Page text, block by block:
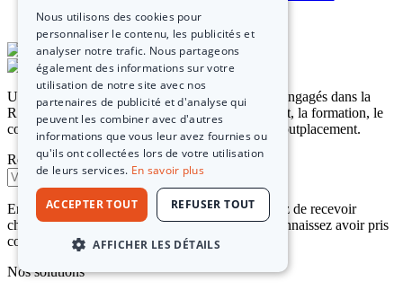
Un collectif de Femmes et d'Hommes fortement engagés dans la
RSE, pour vous accompagner dans le recrutement, la formation, le
coaching, l'assessment, la cohésion d’équipe et l'outplacement.
Recevez nos dernières actualités
En renseignant votre adresse email, vous acceptez de recevoir
chaque mois nos dernières actualités et vous reconnaissez avoir pris
connaissance de notre politique de confidentialité
Nos solutions
Nous utilisons des cookies pour
personnaliser le contenu, les publicités et
analyser notre trafic. Nous partageons
également des informations sur votre
utilisation de notre site avec nos
partenaires de publicité et d'analyse qui
peuvent les combiner avec d'autres
informations que vous leur avez fournies ou
qu'ils ont collectées lors de votre utilisation
de leurs services. En savoir plus
ACCEPTER TOUT REFUSER TOUT
AFFICHER LES DÉTAILS